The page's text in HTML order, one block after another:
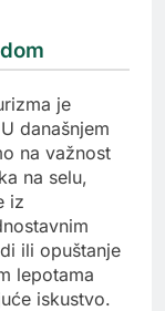
je
današnjem
na važnost
na selu,
iz
ili opuštanje
lepotama
iskustvo.